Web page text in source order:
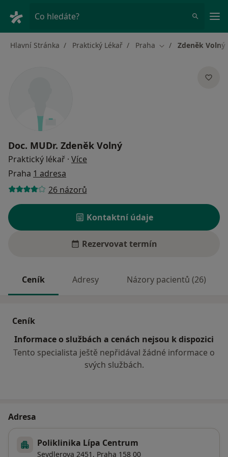
Co hledáte?
Hlavní Stránka Praktický Lékař Praha Změna města
Zdeněk Volný
Doc. MUDr. Zdeněk Volný
Praktický lékař · Více
Praha 1 adresa
26 názorů
Kontaktní údaje
Rezervovat termín
Ceník Adresy Názory pacientů (26)
Ceník
Informace o službách a cenách nejsou k dispozici
Tento specialista ještě nepřidával žádné informace o
svých službách.
Adresa
Poliklinika Lípa Centrum
Seydlerova 2451, Praha 158 00